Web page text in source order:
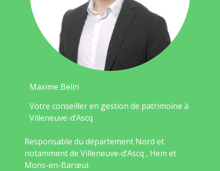
Maxime Belin
Votre conseiller en gestion de patrimoine à
Villeneuve-d’Ascq
Responsable du département Nord et
notamment de Villeneuve-d’Ascq , Hem et
Mons-en-Barœul.